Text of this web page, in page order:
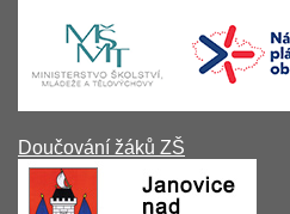
Doučování žáků ZŠ